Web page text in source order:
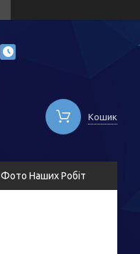
Кошик
Фото Наших Робіт